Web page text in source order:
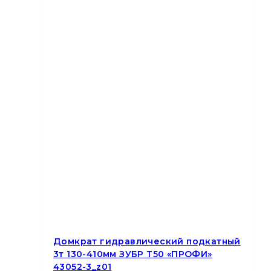
Домкрат гидравлический подкатный
3т 130-410мм ЗУБР Т50 «ПРОФИ»
43052-3_z01